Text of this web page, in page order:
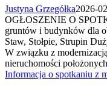
Justyna Grzegółka2026-
OGŁOSZENIE O
gruntów i budynków dla
Staw, Stołpie, Strupin
W związku z
nieruchomości
Informacja o spotkaniu z